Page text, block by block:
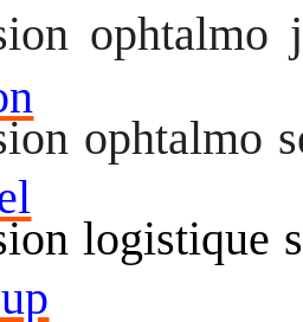
ophtalmo
ophtalmo
logistique